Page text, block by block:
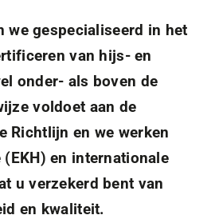
we gespecialiseerd in het
van hijs- en
onder- als boven de
voldoet aan de
Richtlijn en we werken
en internationale
u verzekerd bent van
en kwaliteit.